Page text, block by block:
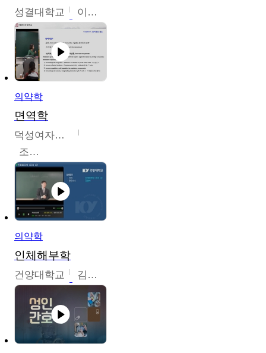
성결대학교 이수경
의약학
면역학
덕성여자대학교
조효선
의약학
인체해부학
건양대학교 김철태